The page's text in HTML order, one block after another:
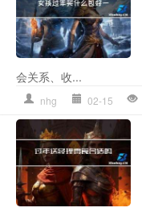
会关系、收...
nhg 02-15